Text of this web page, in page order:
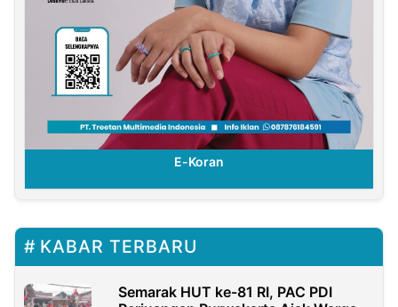
E-Koran
KABAR TERBARU
Semarak HUT ke-81 RI, PAC PDI